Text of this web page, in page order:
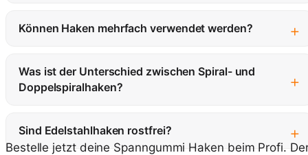
Können Haken mehrfach verwendet werden? +
Was ist der Unterschied zwischen Spiral- und
Doppelspiralhaken?
+
Sind Edelstahlhaken rostfrei? +
Bestelle jetzt deine Spanngummi Haken beim Profi.